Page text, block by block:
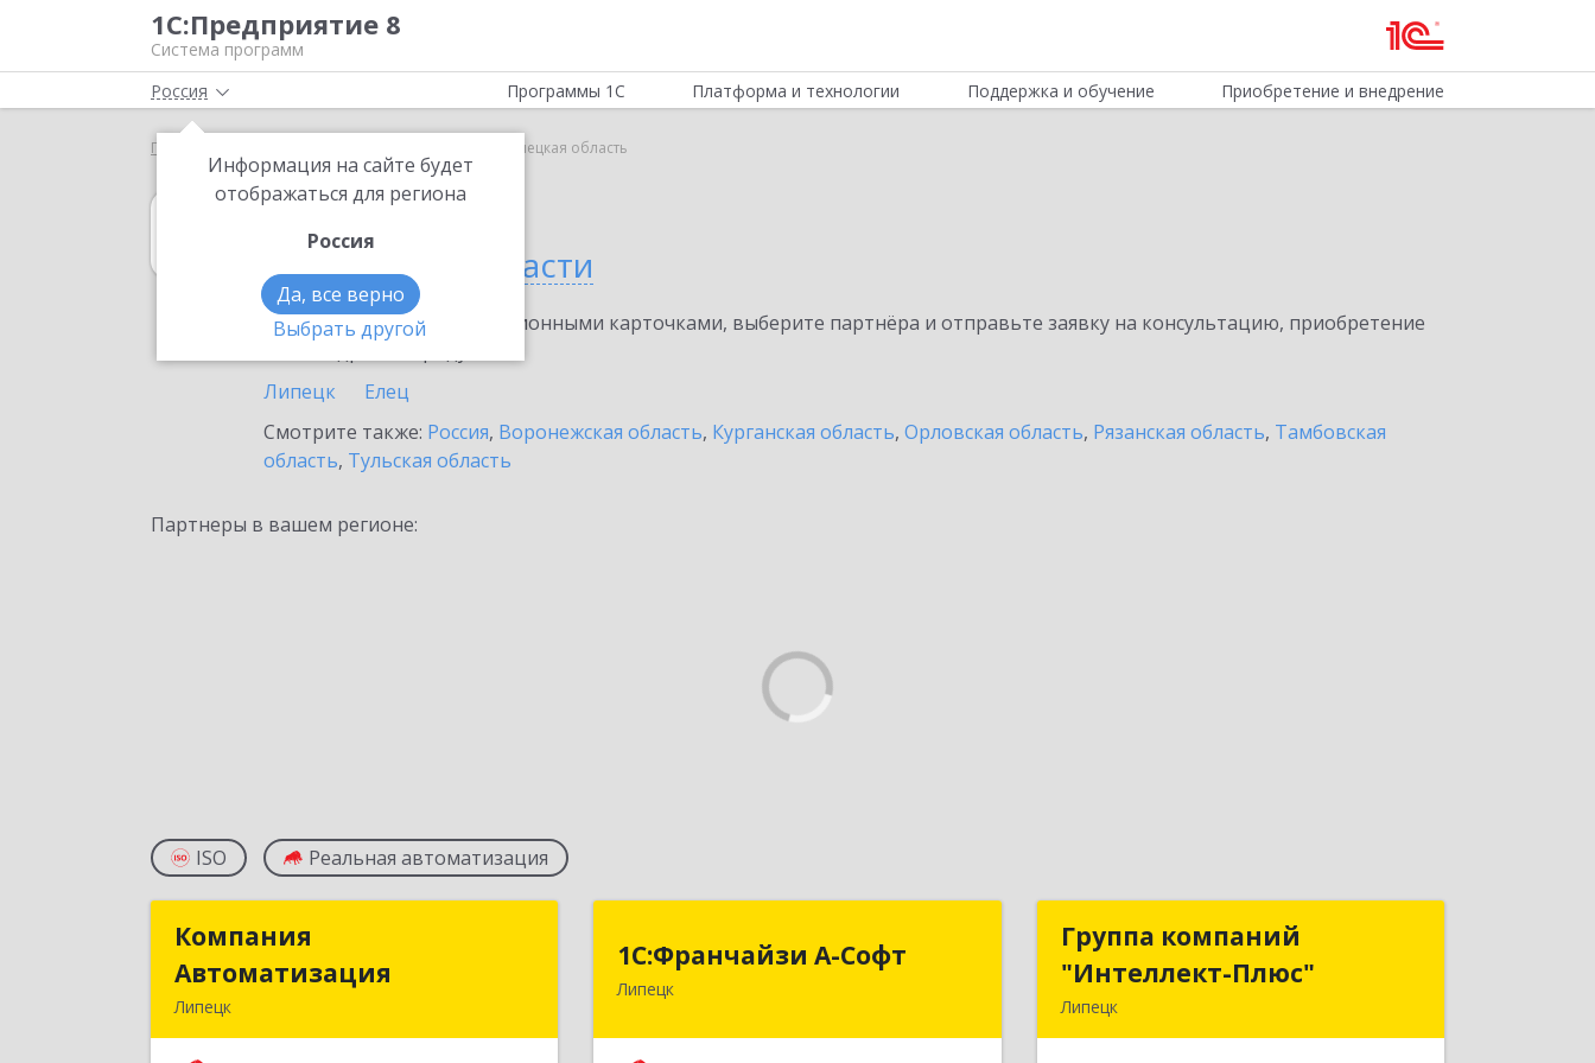
1С:Предприятие 8
Система программ
Россия
Информация на сайте будет
отображаться для региона
Россия
Да, все верно
Выбрать другой
Программы 1С Платформа и технологии Поддержка и обучение Приобретение и внедрение
Главная Липецкая область
1С:MDM КОРП
в Липецкой области
Ознакомьтесь с информационными карточками, выберите партнёра и отправьте заявку на консультацию, приобретение
Липецк
Елец
Смотрите также: Россия, Воронежская область, Курганская область, Орловская область, Рязанская область, Тамбовская
область, Тульская область
Партнеры в вашем регионе:
ISO Реальная автоматизация
Компания
Автоматизация
Липецк
Автоматизация
1С:Франчайзи А-Софт
Липецк
1С:Франчайзи А-Софт
398059, Липецкая обл, Липецк г,
Группа компаний
"Интеллект-Плюс"
Липецк
Группа компаний
"Интеллект-Плюс"